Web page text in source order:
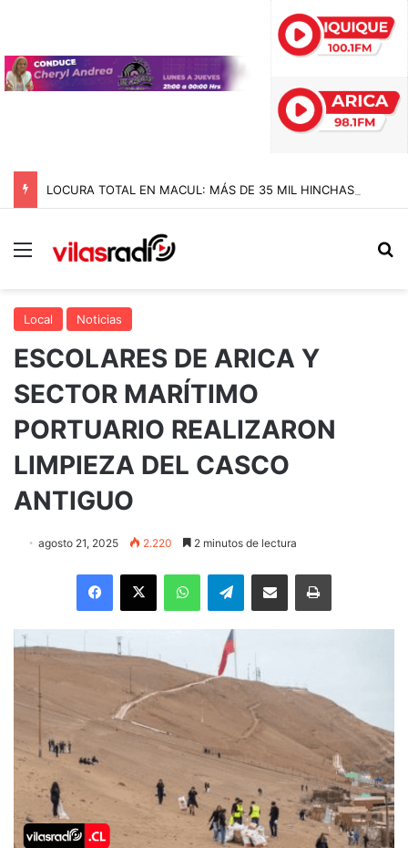
Menú
Local Noticias
ESCOLARES DE ARICA Y
SECTOR MARÍTIMO
PORTUARIO REALIZARON
LIMPIEZA DEL CASCO
ANTIGUO
agosto 21, 2025 2.220 2 minutos de lectura
Facebook
X WhatsAppTelegramEnviar vía email Imprimir